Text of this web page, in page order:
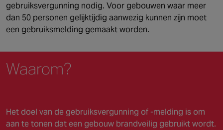
gebruiksvergunning nodig. Voor gebouwen waar meer
dan 50 personen gelijktijdig aanwezig kunnen zijn moet
een gebruiksmelding gemaakt worden.
Waarom?
Het doel van de gebruiksvergunning of -melding is om
aan te tonen dat een gebouw brandveilig gebruikt wordt.